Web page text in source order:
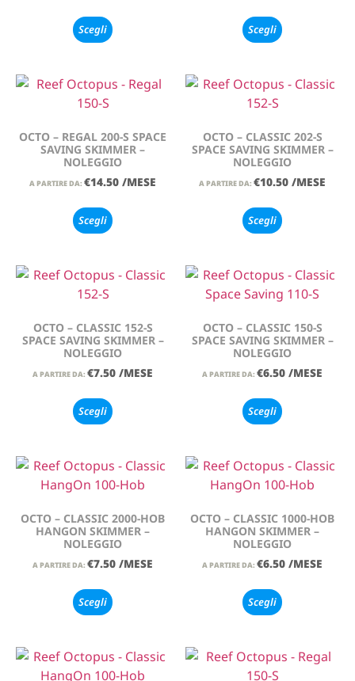
Scegli Scegli
OCTO – REGAL 200-S SPACE
SAVING SKIMMER –
NOLEGGIO
A PARTIRE DA: €14.50 /MESE
Scegli
OCTO – CLASSIC 202-S
SPACE SAVING SKIMMER –
NOLEGGIO
A PARTIRE DA: €10.50 /MESE
Scegli
OCTO – CLASSIC 152-S
SPACE SAVING SKIMMER –
NOLEGGIO
A PARTIRE DA: €7.50 /MESE
Scegli
OCTO – CLASSIC 150-S
SPACE SAVING SKIMMER –
NOLEGGIO
A PARTIRE DA: €6.50 /MESE
Scegli
OCTO – CLASSIC 2000-HOB
HANGON SKIMMER –
NOLEGGIO
A PARTIRE DA: €7.50 /MESE
Scegli
OCTO – CLASSIC 1000-HOB
HANGON SKIMMER –
NOLEGGIO
A PARTIRE DA: €6.50 /MESE
Scegli